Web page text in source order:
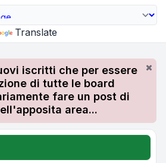
Translate
iscritti che per essere
di tutte le board
fare un post di
area...